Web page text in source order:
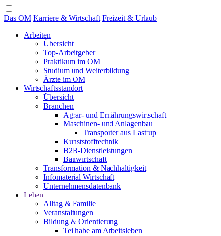
Das OM Karriere & Wirtschaft Freizeit & Urlaub
Arbeiten
Übersicht
Top-Arbeitgeber
Praktikum im OM
Studium und Weiterbildung
Ärzte im OM
Wirtschaftsstandort
Übersicht
Branchen
Agrar- und Ernährungswirtschaft
Maschinen- und Anlagenbau
Transporter aus Lastrup
Kunststofftechnik
B2B-Dienstleistungen
Bauwirtschaft
Transformation & Nachhaltigkeit
Infomaterial Wirtschaft
Unternehmensdatenbank
Leben
Alltag & Familie
Veranstaltungen
Bildung & Orientierung
Teilhabe am Arbeitsleben